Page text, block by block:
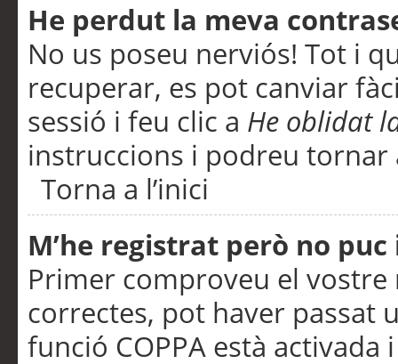
He perdut la meva
No us poseu nerviós! Tot i
recuperar, es pot canviar
sessió i feu clic a He oblidat
instruccions i podreu tornar
Torna a l’inici
M’he registrat però no
Primer comproveu el vostre
correctes, pot haver passat
funció COPPA està